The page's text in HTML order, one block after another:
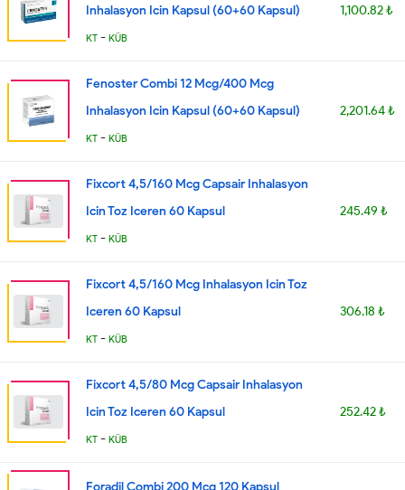
Inhalasyon Icin Kapsul (60+60 Kapsul)
KT - KÜB
1,100.82 ₺
Fenoster Combi 12 Mcg/400 Mcg
Inhalasyon Icin Kapsul (60+60 Kapsul)
KT - KÜB
2,201.64 ₺
Fixcort 4,5/160 Mcg Capsair Inhalasyon
Icin Toz Iceren 60 Kapsul
KT - KÜB
245.49 ₺
Fixcort 4,5/160 Mcg Inhalasyon Icin Toz
Iceren 60 Kapsul
KT - KÜB
306.18 ₺
Fixcort 4,5/80 Mcg Capsair Inhalasyon
Icin Toz Iceren 60 Kapsul
KT - KÜB
252.42 ₺
Foradil Combi 200 Mcg 120 Kapsul